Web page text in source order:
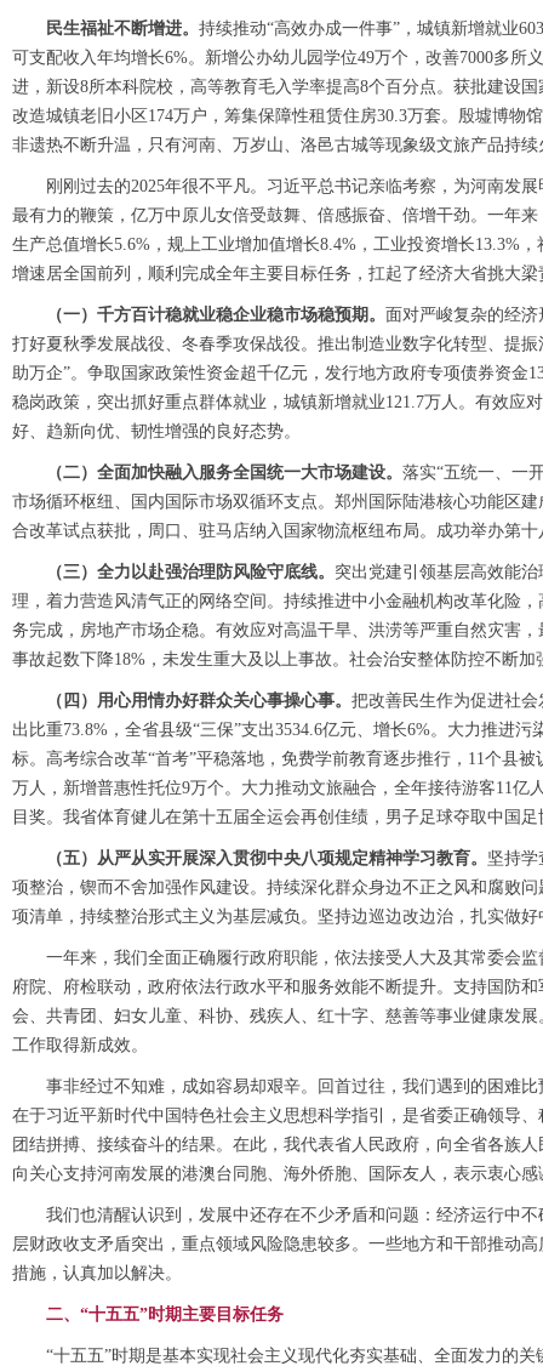
民生福祉不断增进。 持续推动“高效办成一件事”，城镇新增就业
可支配收入年均增长6%。新增公办幼儿园学位49万个，改善7000多所
进，新设8所本科院校，高等教育毛入学率提高8个百分点。获批建设
改造城镇老旧小区174万户，筹集保障性租赁住房30.3万套。殷墟博
非遗热不断升温，只有河南、万岁山、洛邑古城等现象级文旅产品持续
刚刚过去的2025年很不平凡。习近平总书记亲临考察，为河南发
最有力的鞭策，亿万中原儿女倍受鼓舞、倍感振奋、倍增干劲。一年
生产总值增长5.6%，规上工业增加值增长8.4%，工业投资增长13.3%
增速居全国前列，顺利完成全年主要目标任务，扛起了经济大省挑大梁
（一）千方百计稳就业稳企业稳市场稳预期。 面对严峻复杂的经
打好夏秋季发展战役、冬春季攻保战役。推出制造业数字化转型、提
助万企”。争取国家政策性资金超千亿元，发行地方政府专项债券资
稳岗政策，突出抓好重点群体就业，城镇新增就业121.7万人。有效
好、趋新向优、韧性增强的良好态势。
（二）全面加快融入服务全国统一大市场建设。 落实“五统一、一
市场循环枢纽、国内国际市场双循环支点。郑州国际陆港核心功能区
合改革试点获批，周口、驻马店纳入国家物流枢纽布局。成功举办
（三）全力以赴强治理防风险守底线。 突出党建引领基层高效能
理，着力营造风清气正的网络空间。持续推进中小金融机构改革化险
务完成，房地产市场企稳。有效应对高温干旱、洪涝等严重自然灾害
事故起数下降18%，未发生重大及以上事故。社会治安整体防控不断
（四）用心用情办好群众关心事操心事。 把改善民生作为促进社
出比重73.8%，全省县级“三保”支出3534.6亿元、增长6%。大力推进
标。高考综合改革“首考”平稳落地，免费学前教育逐步推行，11个县
万人，新增普惠性托位9万个。大力推动文旅融合，全年接待游客11
目奖。我省体育健儿在第十五届全运会再创佳绩，男子足球夺取中国
（五）从严从实开展深入贯彻中央八项规定精神学习教育。 坚持学
项整治，锲而不舍加强作风建设。持续深化群众身边不正之风和腐败
项清单，持续整治形式主义为基层减负。坚持边巡边改边治，扎实做好
一年来，我们全面正确履行政府职能，依法接受人大及其常委会
府院、府检联动，政府依法行政水平和服务效能不断提升。支持国防
会、共青团、妇女儿童、科协、残疾人、红十字、慈善等事业健康发
工作取得新成效。
事非经过不知难，成如容易却艰辛。回首过往，我们遇到的困难
在于习近平新时代中国特色社会主义思想科学指引，是省委正确领导
团结拼搏、接续奋斗的结果。在此，我代表省人民政府，向全省各族
向关心支持河南发展的港澳台同胞、海外侨胞、国际友人，表示衷心感
我们也清醒认识到，发展中还存在不少矛盾和问题：经济运行中
层财政收支矛盾突出，重点领域风险隐患较多。一些地方和干部推动
措施，认真加以解决。
二、“十五五”时期主要目标任务
“十五五”时期是基本实现社会主义现代化夯实基础、全面发力的